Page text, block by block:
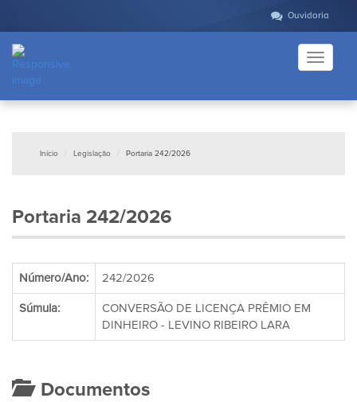
Ouvidoria
Toggle
Início Legislação Portaria 242/2026
Portaria 242/2026
Número/Ano: 242/2026
Súmula:
CONVERSÃO DE LICENÇA PRÊMIO EM
DINHEIRO - LEVINO RIBEIRO LARA
Documentos